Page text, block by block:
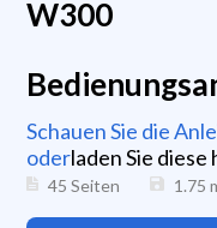
W300
Schauen Sie die
oderladen Sie
45 Seiten 1.75